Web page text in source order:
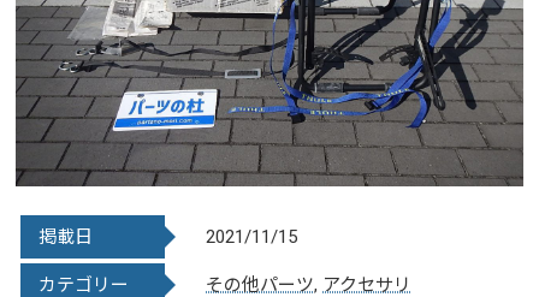
掲載日 2021/11/15
カテゴリー その他パーツ, アクセサリ